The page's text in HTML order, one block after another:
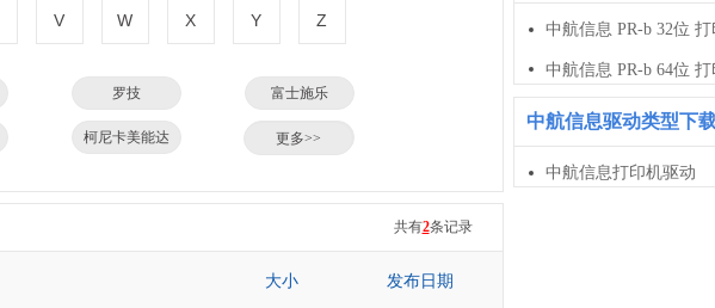
V W X Y Z
罗技 富士施乐
柯尼卡美能达 小米
更多>>
共有2条记录
大小 发布日期
中航信息 PR-b 32位 打
中航信息 PR-b 64位 打
中航信息驱动类型下
中航信息打印机驱动